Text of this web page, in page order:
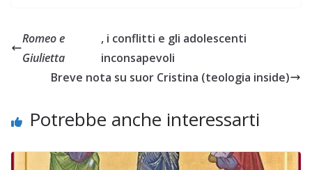
Romeo e
Giulietta
, i conflitti e gli adolescenti
inconsapevoli
Breve nota su suor Cristina (teologia inside)
Potrebbe anche interessarti